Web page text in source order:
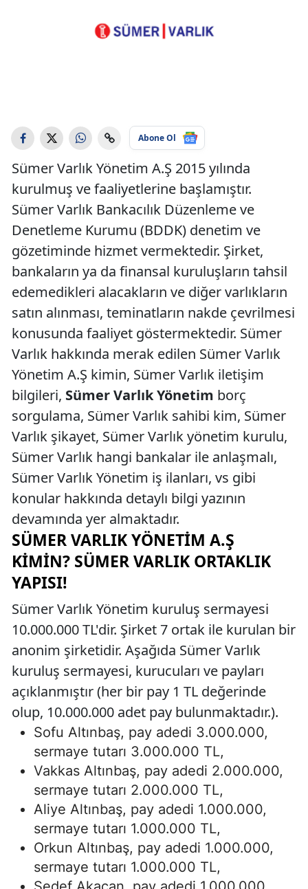
Abone Ol
Sümer Varlık Yönetim A.Ş 2015 yılında
kurulmuş ve faaliyetlerine başlamıştır.
Sümer Varlık Bankacılık Düzenleme ve
Denetleme Kurumu (BDDK) denetim ve
gözetiminde hizmet vermektedir. Şirket,
bankaların ya da finansal kuruluşların tahsil
edemedikleri alacakların ve diğer varlıkların
satın alınması, teminatların nakde çevrilmesi
konusunda faaliyet göstermektedir. Sümer
Varlık hakkında merak edilen Sümer Varlık
Yönetim A.Ş kimin, Sümer Varlık iletişim
bilgileri, Sümer Varlık Yönetim borç
sorgulama, Sümer Varlık sahibi kim, Sümer
Varlık şikayet, Sümer Varlık yönetim kurulu,
Sümer Varlık hangi bankalar ile anlaşmalı,
Sümer Varlık Yönetim iş ilanları, vs gibi
konular hakkında detaylı bilgi yazının
devamında yer almaktadır.
SÜMER VARLIK YÖNETIM A.Ş
KIMIN? SÜMER VARLIK ORTAKLIK
YAPISI!
Sümer Varlık Yönetim kuruluş sermayesi
10.000.000 TL'dir. Şirket 7 ortak ile kurulan bir
anonim şirketidir. Aşağıda Sümer Varlık
kuruluş sermayesi, kurucuları ve payları
açıklanmıştır (her bir pay 1 TL değerinde
olup, 10.000.000 adet pay bulunmaktadır.).
Sofu Altınbaş, pay adedi 3.000.000,
sermaye tutarı 3.000.000 TL,
Vakkas Altınbaş, pay adedi 2.000.000,
sermaye tutarı 2.000.000 TL,
Aliye Altınbaş, pay adedi 1.000.000,
sermaye tutarı 1.000.000 TL,
Orkun Altınbaş, pay adedi 1.000.000,
sermaye tutarı 1.000.000 TL,